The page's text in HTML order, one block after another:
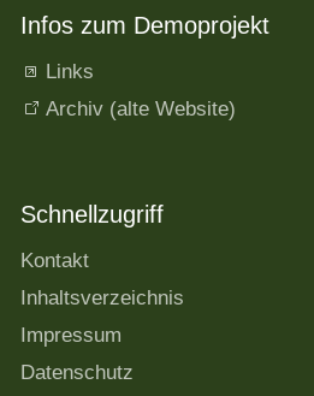
Infos zum Demoprojekt
Links
Archiv (alte Website)
Schnellzugriff
Kontakt
Inhaltsverzeichnis
Impressum
Datenschutz